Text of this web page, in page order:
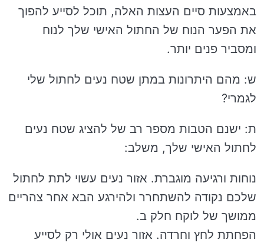
באמצעות סיים העצות האלה, תוכל לסייע להפוך
את הפער הנוח של החתול האישי שלך לנוח
ומסביר פנים יותר.
ש: מהם היתרונות במתן שטח נעים לחתול שלי
לגמרי?
ת: ישנם הטבות מספר רב של להציג שטח נעים
לחתול האישי שלך, משלב:
נוחות ורגיעה מוגברת. אזור נעים עשוי לתת לחתול
שלכם נקודה להשתחרר ולהירגע הבא אחר צהריים
ממושך של לוקח חלק ב.
הפחתת לחץ וחרדה. אזור נעים אולי רק לסייע